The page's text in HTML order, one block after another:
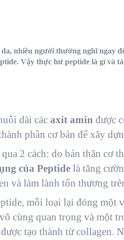
nhiều người thường nghĩ ngay
Vậy thực hư peptide là gì và
dài các axit amin được
phần cơ bản để xây
2 cách: do bản thân cơ
của Peptide là tăng
và làm lành tổn thương
mỗi loại lại đóng một
cùng quan trọng và một
tạo thành từ collagen.